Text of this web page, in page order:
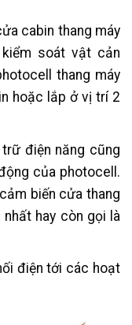
cabin thang máy
soát vật cản
thang máy
hoặc lắp ở vị trí 2
điện năng cũng
của photocell.
biến cửa thang
hay còn gọi là
điện tới các hoạt